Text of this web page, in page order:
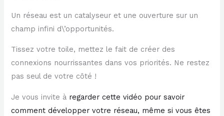
Un réseau est un catalyseur et une ouverture sur un
champ infini d\’opportunités.
Tissez votre toile, mettez le fait de créer des
connexions nourrissantes dans vos priorités. Ne restez
pas seul de votre côté !
Je vous invite à regarder cette vidéo pour savoir
comment développer votre réseau, même si vous êtes